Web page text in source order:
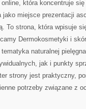
która koncentruje
jako miejsce prezentacji
To strona, która wpisuje
Dermokosmetyki i
naturalnej
jak i punkty
strony jest praktyczny,
potrzeby związane z